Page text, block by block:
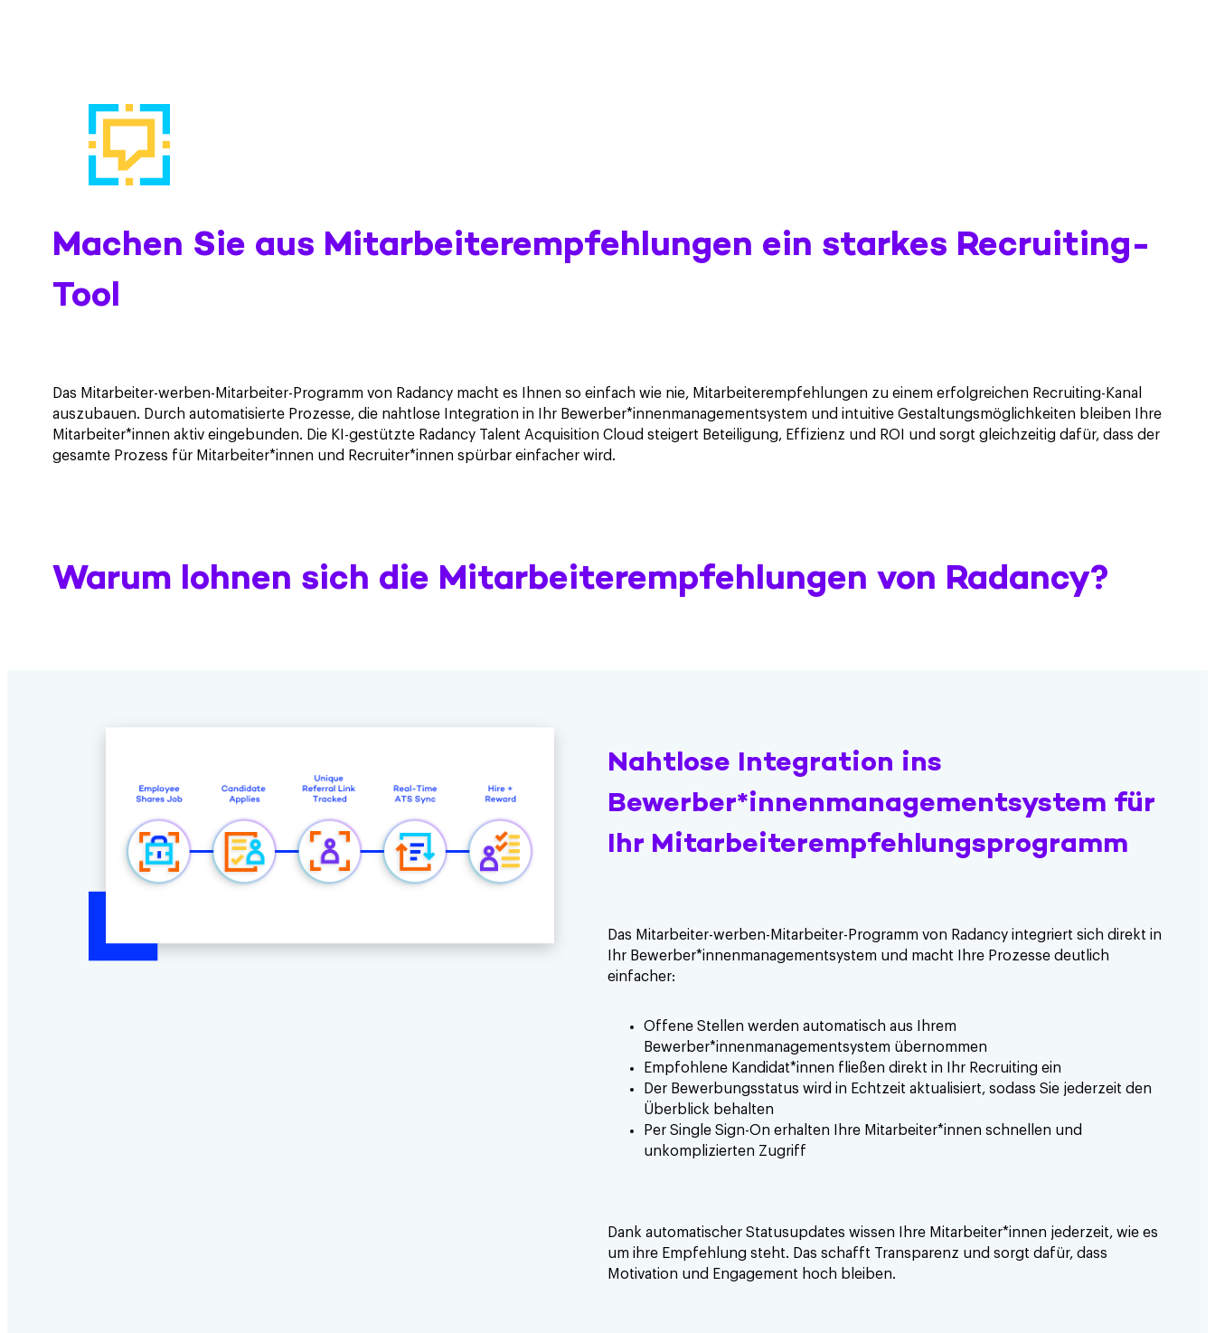
Machen Sie aus Mitarbeiterempfehlungen ein starkes Recruiting-
Tool
Das Mitarbeiter-werben-Mitarbeiter-Programm von Radancy macht es Ihnen so einfach wie nie, Mitarbeiterempfehlungen zu einem erfolgreichen Recruiting-Kanal
auszubauen. Durch automatisierte Prozesse, die nahtlose Integration in Ihr Bewerber*innenmanagementsystem und intuitive Gestaltungsmöglichkeiten bleiben Ihre
Mitarbeiter*innen aktiv eingebunden. Die KI-gestützte Radancy Talent Acquisition Cloud steigert Beteiligung, Effizienz und ROI und sorgt gleichzeitig dafür, dass der
gesamte Prozess für Mitarbeiter*innen und Recruiter*innen spürbar einfacher wird.
Warum lohnen sich die Mitarbeiterempfehlungen von Radancy?
Nahtlose Integration ins
Bewerber*innenmanagementsystem für
Ihr Mitarbeiterempfehlungsprogramm
Das Mitarbeiter-werben-Mitarbeiter-Programm von Radancy integriert sich direkt in
Ihr Bewerber*innenmanagementsystem und macht Ihre Prozesse deutlich
einfacher:
Offene Stellen werden automatisch aus Ihrem
Bewerber*innenmanagementsystem übernommen
Empfohlene Kandidat*innen fließen direkt in Ihr Recruiting ein
Der Bewerbungsstatus wird in Echtzeit aktualisiert, sodass Sie jederzeit den
Überblick behalten
Per Single Sign-On erhalten Ihre Mitarbeiter*innen schnellen und
unkomplizierten Zugriff
Dank automatischer Statusupdates wissen Ihre Mitarbeiter*innen jederzeit, wie es
um ihre Empfehlung steht. Das schafft Transparenz und sorgt dafür, dass
Motivation und Engagement hoch bleiben.